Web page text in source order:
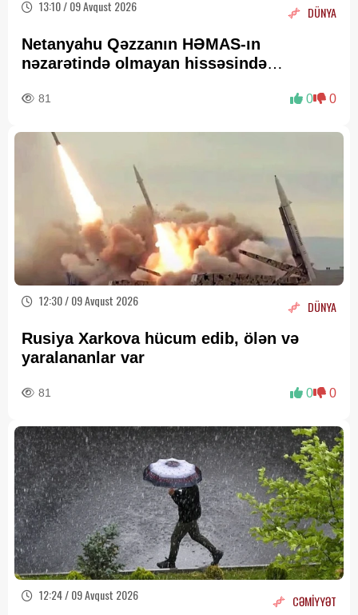
13:10 / 09 Avqust 2026 DÜNYA
Netanyahu Qəzzanın HƏMAS-ın
nəzarətində olmayan hissəsində
81 0 0
12:30 / 09 Avqust 2026 DÜNYA
Rusiya Xarkova hücum edib, ölən və
yaralananlar var
81 0 0
12:24 / 09 Avqust 2026 CƏMİYYƏT